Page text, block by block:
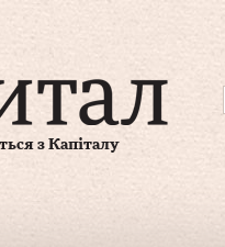
з Капіталу